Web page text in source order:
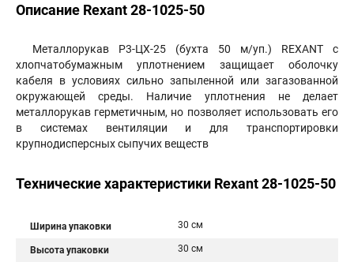
Описание Rexant 28-1025-50
Металлорукав Р3-ЦХ-25 (бухта 50 м/уп.) REXANT с
хлопчатобумажным уплотнением защищает оболочку
кабеля в условиях сильно запыленной или загазованной
окружающей среды. Наличие уплотнения не делает
металлорукав герметичным, но позволяет использовать его
в системах вентиляции и для транспортировки
крупнодисперсных сыпучих веществ
Технические характеристики Rexant 28-1025-50
Ширина упаковки 30 см
Высота упаковки 30 см